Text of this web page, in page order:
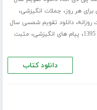
هر روز، جملات انگیزشی،
،دانلود تقویم شمسی سال
، پیام های انگیزشی، مثبت
دانلود کتاب